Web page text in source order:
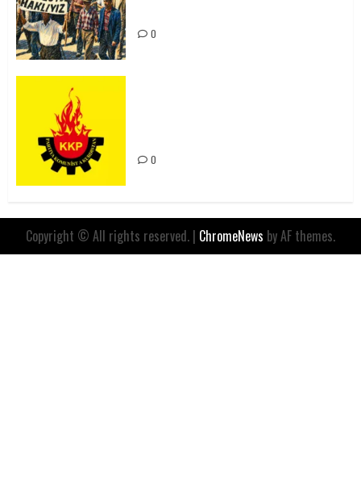
0
0
Copyright © All rights reserved. | ChromeNews by AF themes.